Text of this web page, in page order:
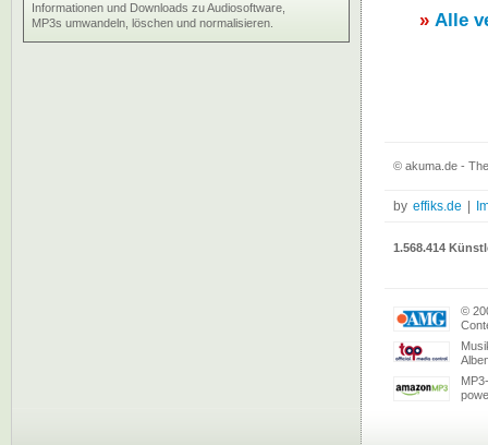
» Alle
Informationen und Downloads zu Audiosoftware,
MP3s umwandeln, löschen und normalisieren.
© akuma.de -
by effiks.de
1.568.414
©